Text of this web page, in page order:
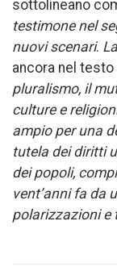
sottolineano
testimone nel
nuovi scenari.
ancora nel testo
pluralismo, il
culture e
ampio per una
tutela dei diritti
dei popoli,
vent’anni fa da
polarizzazioni e